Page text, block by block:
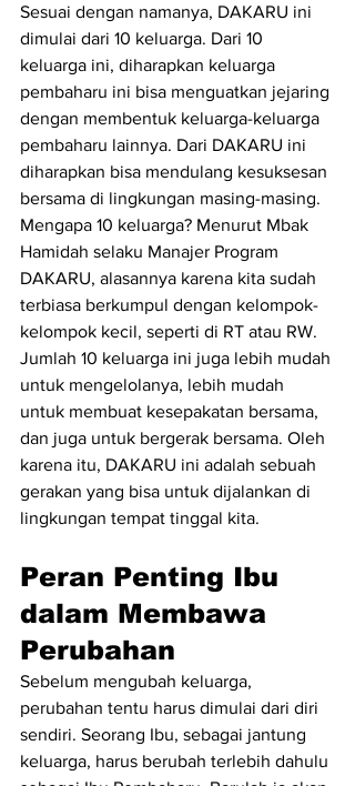
Sesuai dengan namanya, DAKARU ini
dimulai dari 10 keluarga. Dari 10
keluarga ini, diharapkan keluarga
pembaharu ini bisa menguatkan jejaring
dengan membentuk keluarga-keluarga
pembaharu lainnya. Dari DAKARU ini
diharapkan bisa mendulang kesuksesan
bersama di lingkungan masing-masing.
Mengapa 10 keluarga? Menurut Mbak
Hamidah selaku Manajer Program
DAKARU, alasannya karena kita sudah
terbiasa berkumpul dengan kelompok-
kelompok kecil, seperti di RT atau RW.
Jumlah 10 keluarga ini juga lebih mudah
untuk mengelolanya, lebih mudah
untuk membuat kesepakatan bersama,
dan juga untuk bergerak bersama. Oleh
karena itu, DAKARU ini adalah sebuah
gerakan yang bisa untuk dijalankan di
lingkungan tempat tinggal kita.
Peran Penting Ibu
dalam Membawa
Perubahan
Sebelum mengubah keluarga,
perubahan tentu harus dimulai dari diri
sendiri. Seorang Ibu, sebagai jantung
keluarga, harus berubah terlebih dahulu